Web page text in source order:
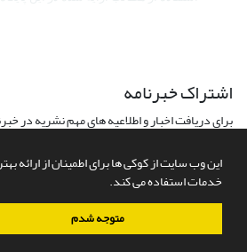
این وب سایت از کوکی ها برای اطمینان از ارائه
خدمات استفاده می کند.
متوجه شدم
اشتراک خبرنامه
برای دریافت اخبار و اطلاعیه های مهم نشریه در
سامانه مدیریت نشریات علمی.طراحی و پیاده